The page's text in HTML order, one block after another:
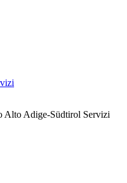
Adige-Südtirol Servizi